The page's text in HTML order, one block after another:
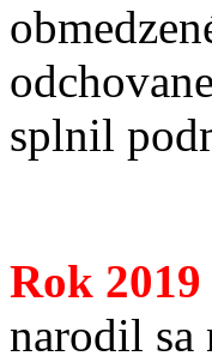
splnil
Rok 2019
narodil